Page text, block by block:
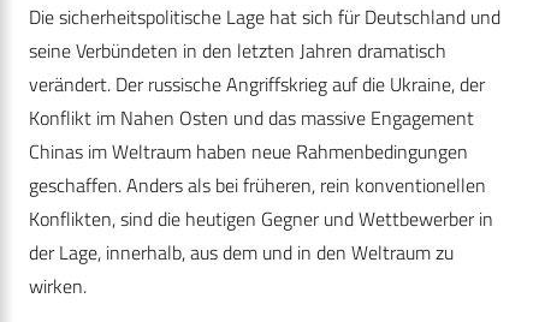
Die sicherheitspolitische Lage hat sich für Deutschland und
seine Verbündeten in den letzten Jahren dramatisch
verändert. Der russische Angriffskrieg auf die Ukraine, der
Konflikt im Nahen Osten und das massive Engagement
Chinas im Weltraum haben neue Rahmenbedingungen
geschaffen. Anders als bei früheren, rein konventionellen
Konflikten, sind die heutigen Gegner und Wettbewerber in
der Lage, innerhalb, aus dem und in den Weltraum zu
wirken.